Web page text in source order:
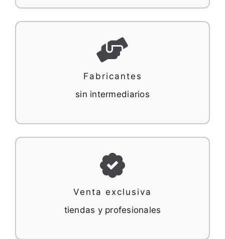
Fabricantes
sin intermediarios
Venta exclusiva
tiendas y profesionales